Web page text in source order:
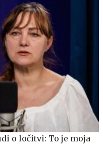
o ločitvi: To je moja